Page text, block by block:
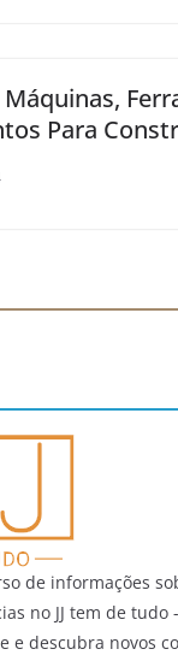
Para
de informações
no JJ tem de tudo
e descubra novos